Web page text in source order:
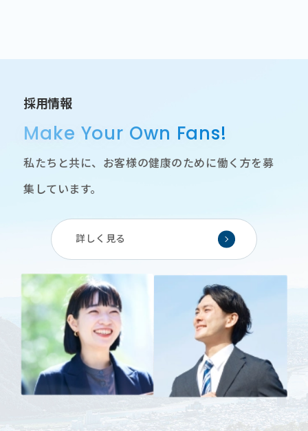
採用情報
Make Your Own Fans!
私たちと共に、お客様の健康のために働く方を募
集しています。
詳しく見る